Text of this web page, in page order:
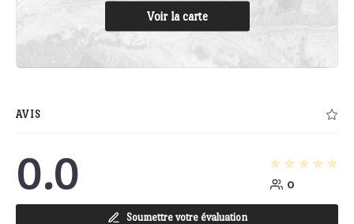
Voir la carte
AVIS
0.0 0
Soumettre votre évaluation